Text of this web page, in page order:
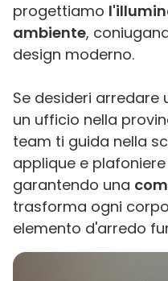
progettiamo
ambiente,
design moderno.
Se desideri arredare
un ufficio nella
team ti guida nella
applique e
garantendo una
trasforma ogni
elemento d'arredo